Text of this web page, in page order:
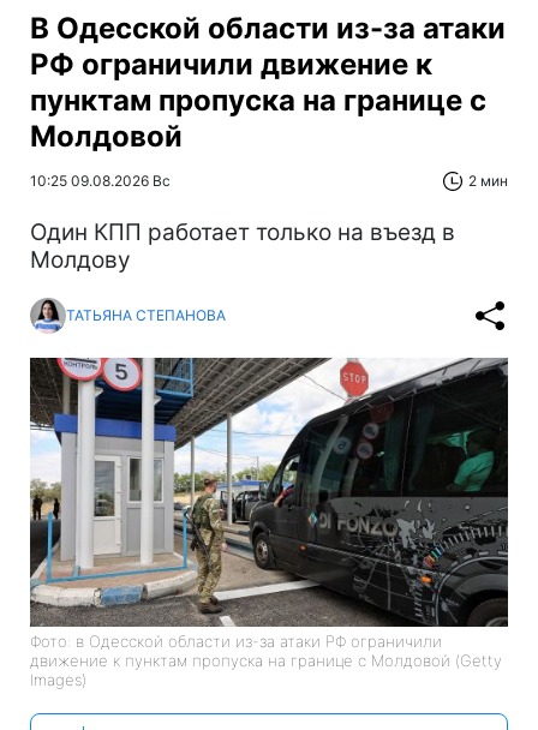
В Одесской области из-за атаки
РФ ограничили движение к
пунктам пропуска на границе с
Молдовой
10:25 09.08.2026 Вс 2 мин
Один КПП работает только на въезд в
Молдову
ТАТЬЯНА СТЕПАНОВА
Фото: в Одесской области из-за атаки РФ ограничили
движение к пунктам пропуска на границе с Молдовой (Getty
Images)